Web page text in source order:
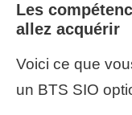
Les
allez acquérir
Voici ce que
un BTS SIO